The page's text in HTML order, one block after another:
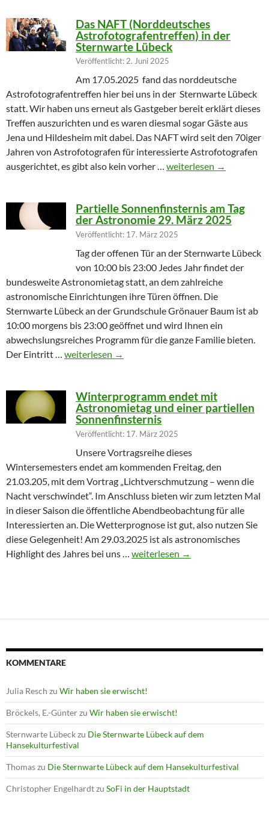
Das NAFT (Norddeutsches
Astrofotografentreffen) in der
Sternwarte Lübeck
Veröffentlicht: 2. Juni 2025
Am 17.05.2025 fand das norddeutsche
Astrofotografentreffen hier bei uns in der Sternwarte Lübeck
statt. Wir haben uns erneut als Gastgeber bereit erklärt dieses
Treffen auszurichten und es waren diesmal sogar Gäste aus
Jena und Hildesheim mit dabei. Das NAFT wird seit den 70iger
Jahren von Astrofotografen für interessierte Astrofotografen
ausgerichtet, es gibt also kein vorher … Das NAFT
weiterlesen →
Partielle Sonnenfinsternis am Tag
der Astronomie 29. März 2025
Veröffentlicht: 17. März 2025
Tag der offenen Tür an der Sternwarte Lübeck
von 10:00 bis 23:00 Jedes Jahr findet der
bundesweite Astronomietag statt, an dem zahlreiche
astronomische Einrichtungen ihre Türen öffnen. Die
Sternwarte Lübeck an der Grundschule Grönauer Baum ist ab
10:00 morgens bis 23:00 geöffnet und wird Ihnen ein
abwechslungsreiches Programm für die ganze Familie bieten.
Der Eintritt … Partielle Sonnenfinsternis am Tag der
weiterlesen →
Winterprogramm endet mit
Astronomietag und einer partiellen
Sonnenfinsternis
Veröffentlicht: 17. März 2025
Unsere Vortragsreihe dieses
Wintersemesters endet am kommenden Freitag, den
21.03.205, mit dem Vortrag „Lichtverschmutzung – wenn die
Nacht verschwindet“. Im Anschluss bieten wir zum letzten Mal
in dieser Saison die öffentliche Abendbeobachtung für alle
Interessierten an. Die Wetterprognose ist gut, also nutzen Sie
diese Gelegenheit! Am 29.03.2025 ist als astronomisches
Highlight des Jahres bei uns … Winterprogramm endet mit
weiterlesen →
KOMMENTARE
Julia Resch zu Wir haben sie erwischt!
Bröckels, E.-Günterzu Wir haben sie erwischt!
Sternwarte Lübeckzu Die Sternwarte Lübeck auf dem
Hansekulturfestival
Thomaszu Die Sternwarte Lübeck auf dem Hansekulturfestival
Christopher Engelhardtzu SoFi in der Hauptstadt